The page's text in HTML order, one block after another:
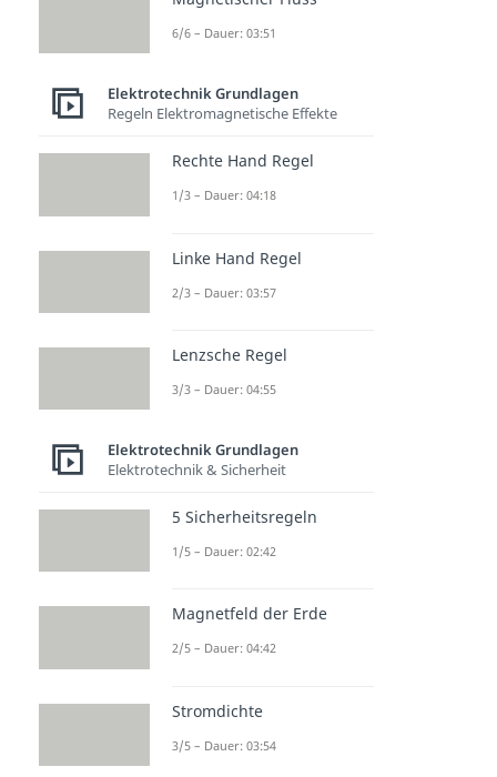
6/6 – Dauer: 03:51
Elektrotechnik Grundlagen
Regeln Elektromagnetische Effekte
Rechte Hand Regel
1/3 – Dauer: 04:18
Linke Hand Regel
2/3 – Dauer: 03:57
Lenzsche Regel
3/3 – Dauer: 04:55
Elektrotechnik Grundlagen
Elektrotechnik & Sicherheit
5 Sicherheitsregeln
1/5 – Dauer: 02:42
Magnetfeld der Erde
2/5 – Dauer: 04:42
Stromdichte
3/5 – Dauer: 03:54